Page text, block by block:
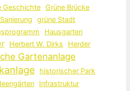
Geschichte Grüne Brücke
grüne Stadt
Hausgarten
Herbert W. Dirks
Herder
Gartenanlage
historischer Park
Infrastruktur